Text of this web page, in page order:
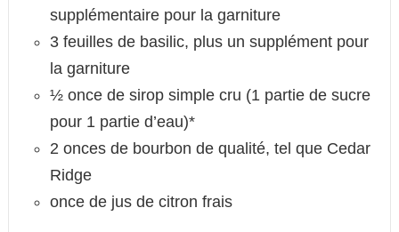
supplémentaire pour la garniture
3 feuilles de basilic, plus un supplément pour
la garniture
½ once de sirop simple cru (1 partie de sucre
pour 1 partie d’eau)*
2 onces de bourbon de qualité, tel que Cedar
Ridge
once de jus de citron frais